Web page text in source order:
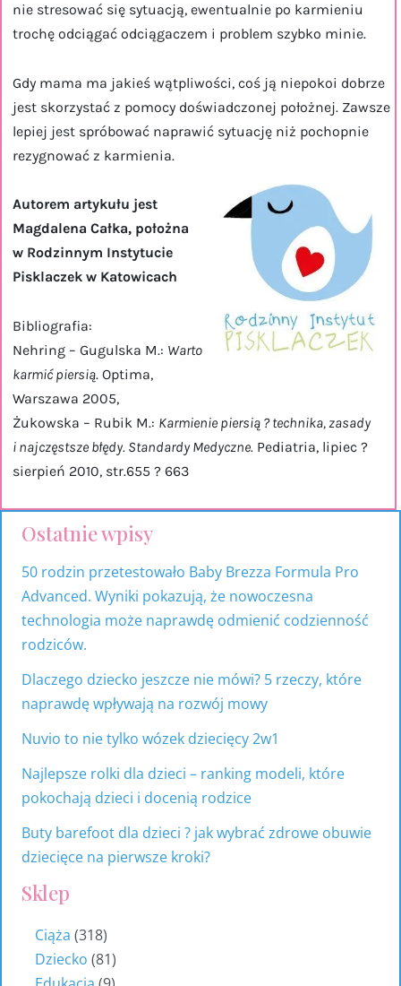
nie stresować się sytuacją, ewentualnie po karmieniu
trochę odciągać odciągaczem i problem szybko minie.
Gdy mama ma jakieś wątpliwości, coś ją niepokoi dobrze
jest skorzystać z pomocy doświadczonej położnej. Zawsze
lepiej jest spróbować naprawić sytuację niż pochopnie
rezygnować z karmienia.
Autorem artykułu jest
Magdalena Całka, położna
w Rodzinnym Instytucie
Pisklaczek w Katowicach
Bibliografia:
Nehring – Gugulska M.: Warto
karmić piersią. Optima,
Warszawa 2005,
Żukowska – Rubik M.: Karmienie piersią ? technika, zasady
i najczęstsze błędy. Standardy Medyczne. Pediatria, lipiec ?
sierpień 2010, str.655 ? 663
Ostatnie wpisy
50 rodzin przetestowało Baby Brezza Formula Pro
Advanced. Wyniki pokazują, że nowoczesna
technologia może naprawdę odmienić codzienność
rodziców.
Dlaczego dziecko jeszcze nie mówi? 5 rzeczy, które
naprawdę wpływają na rozwój mowy
Nuvio to nie tylko wózek dziecięcy 2w1
Najlepsze rolki dla dzieci – ranking modeli, które
pokochają dzieci i docenią rodzice
Buty barefoot dla dzieci ? jak wybrać zdrowe obuwie
dziecięce na pierwsze kroki?
Sklep
Ciąża 318
318
Dziecko 81
81
9
53
17 15